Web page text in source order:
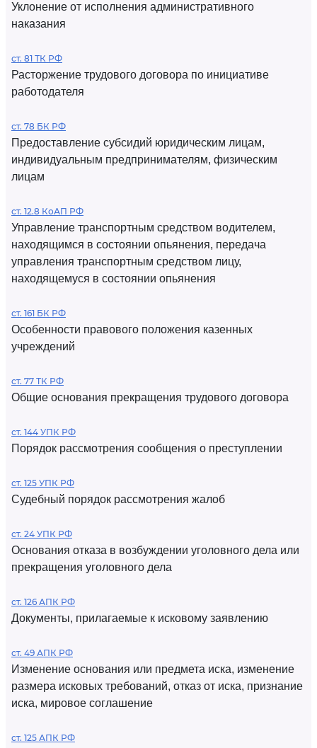
Уклонение от исполнения административного
наказания
ст. 81 ТК РФ
Расторжение трудового договора по инициативе
работодателя
ст. 78 БК РФ
Предоставление субсидий юридическим лицам,
индивидуальным предпринимателям, физическим
лицам
ст. 12.8 КоАП РФ
Управление транспортным средством водителем,
находящимся в состоянии опьянения, передача
управления транспортным средством лицу,
находящемуся в состоянии опьянения
ст. 161 БК РФ
Особенности правового положения казенных
учреждений
ст. 77 ТК РФ
Общие основания прекращения трудового договора
ст. 144 УПК РФ
Порядок рассмотрения сообщения о преступлении
ст. 125 УПК РФ
Судебный порядок рассмотрения жалоб
ст. 24 УПК РФ
Основания отказа в возбуждении уголовного дела или
прекращения уголовного дела
ст. 126 АПК РФ
Документы, прилагаемые к исковому заявлению
ст. 49 АПК РФ
Изменение основания или предмета иска, изменение
размера исковых требований, отказ от иска, признание
иска, мировое соглашение
ст. 125 АПК РФ